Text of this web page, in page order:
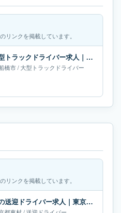
リンクを掲載しています。
一宮運輸株式会社の大型トラックドライバー求人｜千葉県船橋市｜月給56万-70万円
橋市/大型トラックドライバー
リンクを掲載しています。
株式会社プロスタッフの送迎ドライバー求人｜東京都東村｜月給19万円